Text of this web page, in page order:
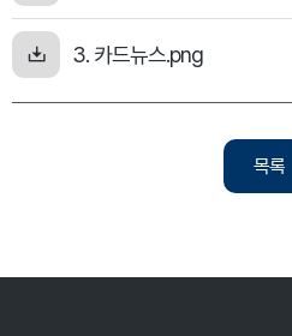
3. 카드뉴스.png
목록